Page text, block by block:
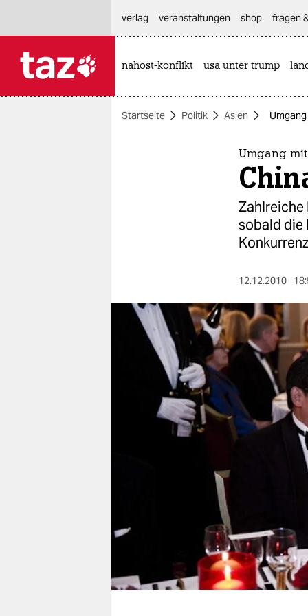
themen
berlin
nord
wahrheit
verlag
unterstützen
genossenschaft
verlag
veranstaltungen shop fragen
nahost-konflikt usa unter trump
Startseite Politik Asien
Umgang
Zahlreiche
sobald die
12.12.2010